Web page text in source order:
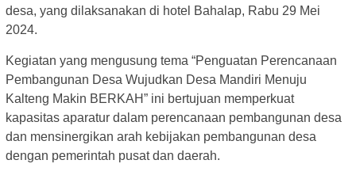
desa, yang dilaksanakan di hotel Bahalap, Rabu 29 Mei
2024.
Kegiatan yang mengusung tema “Penguatan Perencanaan
Pembangunan Desa Wujudkan Desa Mandiri Menuju
Kalteng Makin BERKAH” ini bertujuan memperkuat
kapasitas aparatur dalam perencanaan pembangunan desa
dan mensinergikan arah kebijakan pembangunan desa
dengan pemerintah pusat dan daerah.